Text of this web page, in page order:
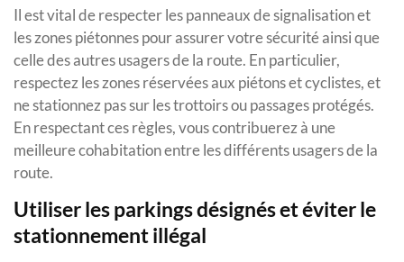
Il est vital de respecter les panneaux de signalisation et
les zones piétonnes pour assurer votre sécurité ainsi que
celle des autres usagers de la route. En particulier,
respectez les zones réservées aux piétons et cyclistes, et
ne stationnez pas sur les trottoirs ou passages protégés.
En respectant ces règles, vous contribuerez à une
meilleure cohabitation entre les différents usagers de la
route.
Utiliser les parkings désignés et éviter le
stationnement illégal